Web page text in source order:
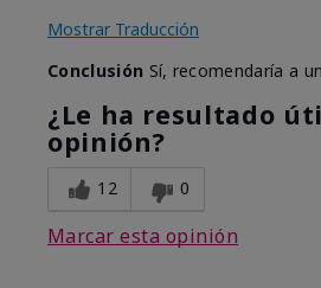
Mostrar Traducción
Conclusión Sí, recomendaría a
¿Le ha resultado
opinión?
12 0
Marcar esta opinión